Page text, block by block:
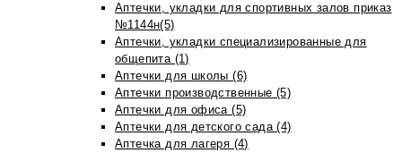
Аптечки, укладки для спортивных залов приказ
№1144н(5)
Аптечки, укладки специализированные для
общепита (1)
Аптечки для школы (6)
Аптечки производственные (5)
Аптечки для офиса (5)
Аптечки для детского сада (4)
Аптечка для лагеря (4)